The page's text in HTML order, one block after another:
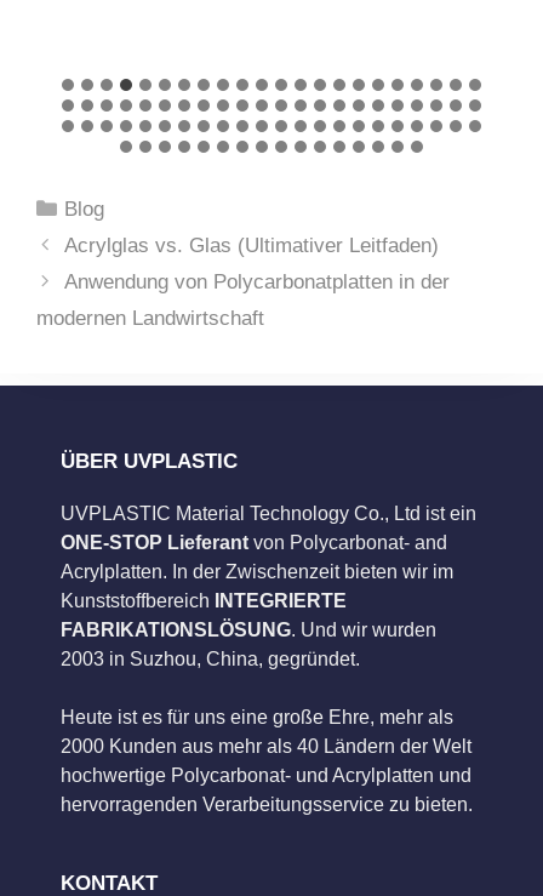
Kategorien
Blog
Acrylglas vs. Glas (Ultimativer Leitfaden)
Anwendung von Polycarbonatplatten in der
modernen Landwirtschaft
ÜBER UVPLASTIC
UVPLASTIC Material Technology Co., Ltd ist ein
ONE-STOP Lieferant von Polycarbonat- and
Acrylplatten. In der Zwischenzeit bieten wir im
Kunststoffbereich
INTEGRIERTE
FABRIKATIONSLÖSUNG. Und wir wurden
2003 in Suzhou, China, gegründet.
Heute ist es für uns eine große Ehre, mehr als
2000 Kunden aus mehr als 40 Ländern der Welt
hochwertige Polycarbonat- und Acrylplatten und
hervorragenden Verarbeitungsservice zu bieten.
KONTAKT